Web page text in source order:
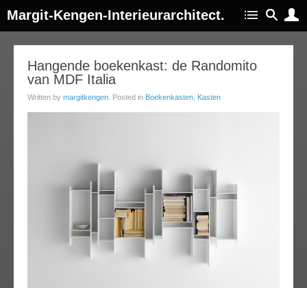
Margit-Kengen-Interieurarchitect.
Hangende boekenkast: de Randomito
van MDF Italia
Written by margitkengen . Posted in Boekenkasten Kasten